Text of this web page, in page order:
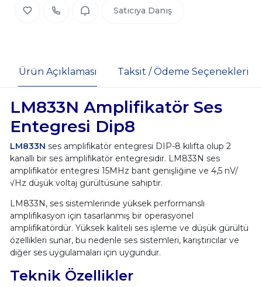
Satıcıya Danış
Ürün Açıklaması Taksit / Ödeme Seçenekleri
LM833N Amplifikatör Ses
Entegresi Dip8
LM833N ses amplifikatör entegresi DIP-8 kılıfta olup 2
kanallı bir ses amplifikatör entegresidir. LM833N ses
amplifikatör entegresi 15MHz bant genişliğine ve 4,5 nV/
√Hz düşük voltaj gürültüsüne sahiptir.
LM833N, ses sistemlerinde yüksek performanslı
amplifikasyon için tasarlanmış bir operasyonel
amplifikatördür. Yüksek kaliteli ses işleme ve düşük gürültü
özellikleri sunar, bu nedenle ses sistemleri, karıştırıcılar ve
diğer ses uygulamaları için uygundur.
Teknik Özellikler